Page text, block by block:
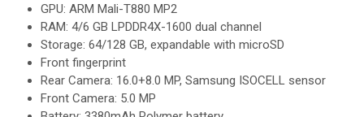
GPU: ARM Mali-T880 MP2
RAM: 4/6 GB LPDDR4X-1600 dual channel
Storage: 64/128 GB, expandable with microSD
Front fingerprint
Rear Camera: 16.0+8.0 MP, Samsung ISOCELL sensor
Front Camera: 5.0 MP